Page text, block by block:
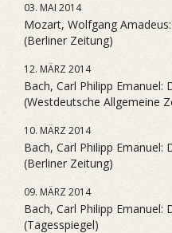
03. MAI 2014
Mozart, Wolfgang
(Berliner Zeitung)
12. MÄRZ 2014
Bach, Carl Philipp Emanuel:
(Westdeutsche Allgemeine
10. MÄRZ 2014
Bach, Carl Philipp Emanuel:
(Berliner Zeitung)
09. MÄRZ 2014
Bach, Carl Philipp Emanuel:
(Tagesspiegel)